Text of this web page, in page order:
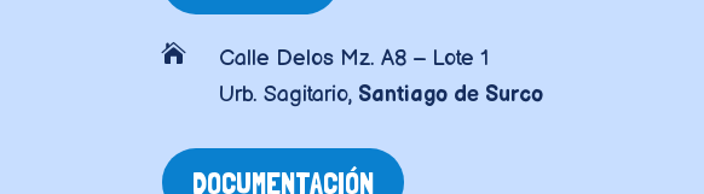

Calle Delos Mz. A8 – Lote 1
Urb. Sagitario, Santiago de Surco
DOCUMENTACIÓN